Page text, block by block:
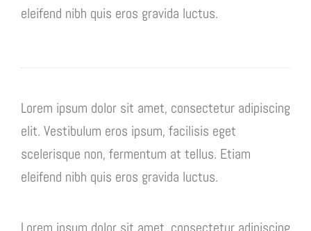
eleifend nibh quis eros gravida luctus.
Lorem ipsum dolor sit amet, consectetur adipiscing
elit. Vestibulum eros ipsum, facilisis eget
scelerisque non, fermentum at tellus. Etiam
eleifend nibh quis eros gravida luctus.
Lorem ipsum dolor sit amet, consectetur adipiscing